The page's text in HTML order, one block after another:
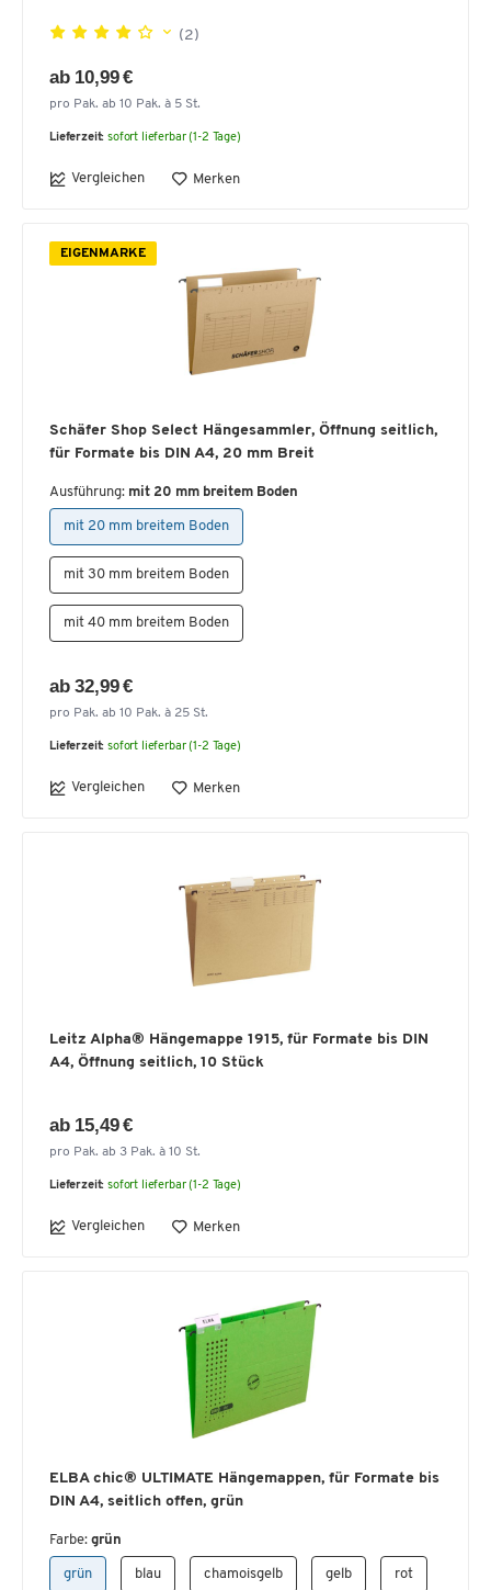
(2)
ab 10,99 €
pro Pak. ab 10 Pak. à 5 St.
Lieferzeit: sofort lieferbar (1-2 Tage)
Vergleichen Merken
EIGENMARKE
Schäfer Shop Select Hängesammler, Öffnung seitlich,
für Formate bis DIN A4, 20 mm Breit
Ausführung: mit 20 mm breitem Boden
mit 20 mm breitem Boden
mit 30 mm breitem Boden
mit 40 mm breitem Boden
ab 32,99 €
pro Pak. ab 10 Pak. à 25 St.
Lieferzeit: sofort lieferbar (1-2 Tage)
Vergleichen Merken
Leitz Alpha® Hängemappe 1915, für Formate bis DIN
A4, Öffnung seitlich, 10 Stück
ab 15,49 €
pro Pak. ab 3 Pak. à 10 St.
Lieferzeit: sofort lieferbar (1-2 Tage)
Vergleichen Merken
ELBA chic® ULTIMATE Hängemappen, für Formate bis
DIN A4, seitlich offen, grün
Farbe: grün
grün blau chamoisgelb gelb rot